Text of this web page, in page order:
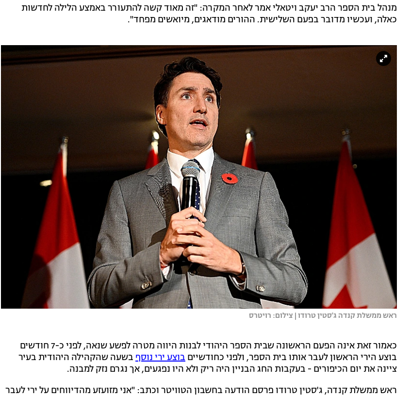
מנהל בית הספר הרב יעקב ויטאלי אמר לאחר המקרה: "זה מאוד קשה להתעורר באמצע הלילה לחדשות
כאלה, ועכשיו מדובר בפעם השלישית. ההורים מודאגים, מיואשים מפחד".
ראש ממשלת קנדה ג'סטין טרודו | צילום: רויטרס
כאמור זאת אינה הפעם הראשונה שבית הספר היהודי לבנות היווה מטרה לפשע שנאה, לפני כ-7 חודשים
בוצע הירי הראשון לעבר אותו בית הספר, ולפני כחודשיים בוצע ירי נוסף בשעה שהקהילה היהודית בעיר
ציינה את יום הכיפורים - בעקבות החג הבניין היה ריק ולא היו נפגעים, אך נגרם נזק למבנה.
ראש ממשלת קנדה, ג'סטין טרודו פרסם הודעה בחשבון הטוויטר וכתב: "אני מזועזע מהדיווחים על ירי לעבר